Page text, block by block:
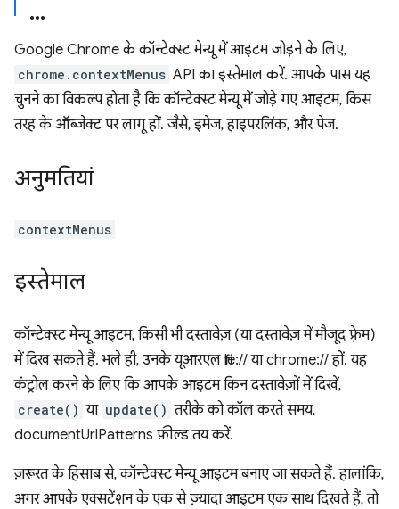
Google Chrome के कॉन्टेक्स्ट मेन्यू में आइटम जोड़ने के लिए,
chrome.contextMenus API का इस्तेमाल करें. आपके पास यह
चुनने का विकल्प होता है कि कॉन्टेक्स्ट मेन्यू में जोड़े गए आइटम, किस
तरह के ऑब्जेक्ट पर लागू हों. जैसे, इमेज, हाइपरलिंक, और पेज.
अनुमतियां
contextMenus
इस्तेमाल
कॉन्टेक्स्ट मेन्यू आइटम, किसी भी दस्तावेज़ (या दस्तावेज़ में मौजूद फ़्रेम)
में दिख सकते हैं. भले ही, उनके यूआरएल file:// या chrome:// हों. यह
कंट्रोल करने के लिए कि आपके आइटम किन दस्तावेज़ों में दिखें,
create() या update() तरीके को कॉल करते समय,
documentUrlPatterns फ़ील्ड तय करें.
ज़रूरत के हिसाब से, कॉन्टेक्स्ट मेन्यू आइटम बनाए जा सकते हैं. हालांकि,
अगर आपके एक्सटेंशन के एक से ज़्यादा आइटम एक साथ दिखते हैं, तो